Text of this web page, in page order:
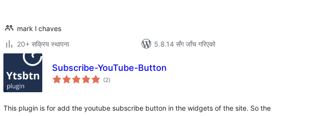
mark l chaves
20+ सक्रिय स्थापना
5.8.14 सँग जाँच गरिएको
Subscribe-YouTube-Button
(2कुल
रेटिङ्गहरू
)
This plugin is for add the youtube subscribe button in the widgets of the site. So the